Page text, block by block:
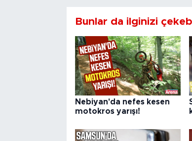
Bunlar da ilginizi
Nebiyan'da nefes kesen
motokros yarışı!